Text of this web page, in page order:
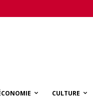
CULTURE